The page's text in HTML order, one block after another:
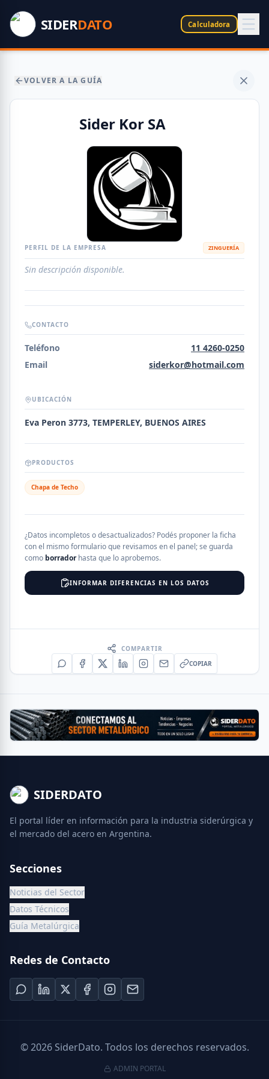
SIDERDATO Calculadora
VOLVER A LA GUÍA
Sider Kor SA
PERFIL DE LA EMPRESA ZINGUERÍA
Sin descripción disponible.
CONTACTO
Teléfono
11 4260-0250
Email
siderkor@hotmail.com
UBICACIÓN
Eva Peron 3773, TEMPERLEY, BUENOS AIRES
PRODUCTOS
Chapa de Techo
¿Datos incompletos o desactualizados? Podés proponer la ficha
con el mismo formulario que revisamos en el panel; se guarda
como borradorhasta que lo aprobemos.
INFORMAR DIFERENCIAS EN LOS DATOS
COMPARTIR
COPIAR
SIDERDATO
El portal líder en información para la industria siderúrgica y
el mercado del acero en Argentina.
Secciones
Noticias del Sector
Datos Técnicos
Guía Metalúrgica
Redes de Contacto
©2026SiderDato. Todos los derechos reservados.
ADMIN PORTAL